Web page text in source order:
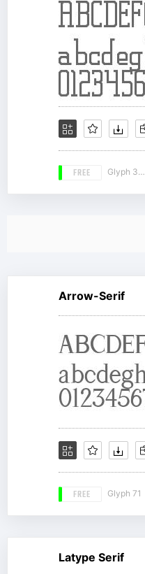
FREE Glyph 336
Arrow-Serif
FREE Glyph 71
Latype Serif